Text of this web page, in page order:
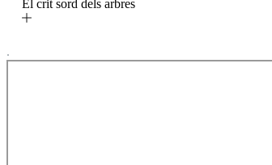
El crit sord dels arbres